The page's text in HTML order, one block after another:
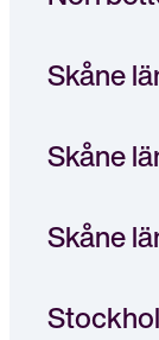
Skåne
Skåne
Skåne